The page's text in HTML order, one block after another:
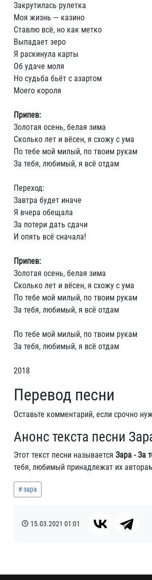
Закрутилась рулетка
Моя жизнь — казино
Ставлю всё, но как метко
Выпадает зеро
Я раскинула карты
Об удаче моля
Но судьба бьёт с азартом
Моего короля
Припев:
Золотая осень, белая зима
Сколько лет и вёсен, я схожу с ума
По тебе мой милый, по твоим рукам
За тебя, любимый, я всё отдам
Переход:
Завтра будет иначе
Я вчера обещала
За потери дать сдачи
И опять всё сначала!
Припев:
Золотая осень, белая зима
Сколько лет и вёсен, я схожу с ума
По тебе мой милый, по твоим рукам
За тебя, любимый, я всё отдам
По тебе мой милый, по твоим рукам
За тебя, любимый, я всё отдам
2018
Перевод песни
Оставьте комментарий, если срочно
Анонс текста песни
Этот текст песни называется Зара - За
тебя, любимый принадлежат их
зара
15.03.2021 01:01